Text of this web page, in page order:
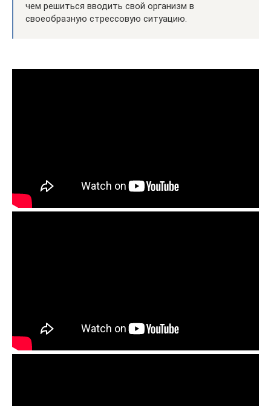
чем решиться вводить свой организм в
своеобразную стрессовую ситуацию.